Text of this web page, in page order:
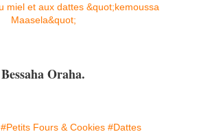
Bessaha Oraha.
#Petits Fours & Cookies #Dattes